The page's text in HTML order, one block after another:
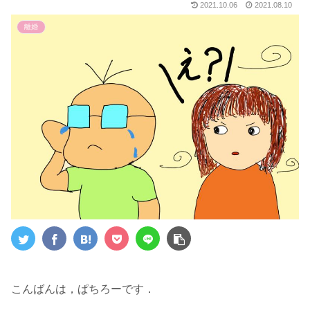
2021.10.06 2021.08.10
離婚
こんばんは，ぱちろーです．